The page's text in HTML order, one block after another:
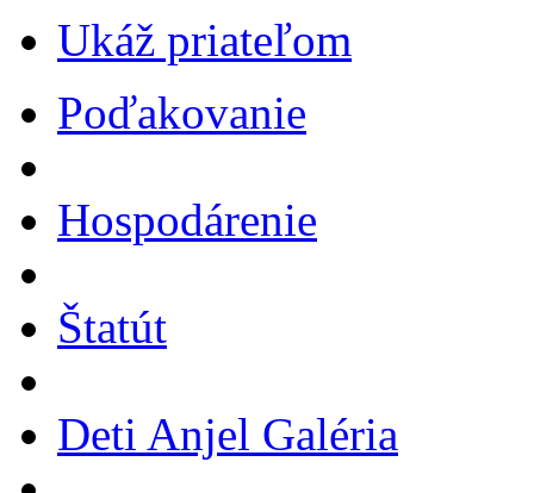
Ukáž priateľom
Poďakovanie
Hospodárenie
Štatút
Deti Anjel Galéria